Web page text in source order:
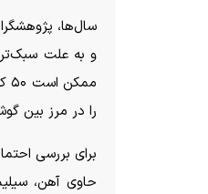
سال‌ها،
را در مرز بین
برای بررسی
حاوی آهن،